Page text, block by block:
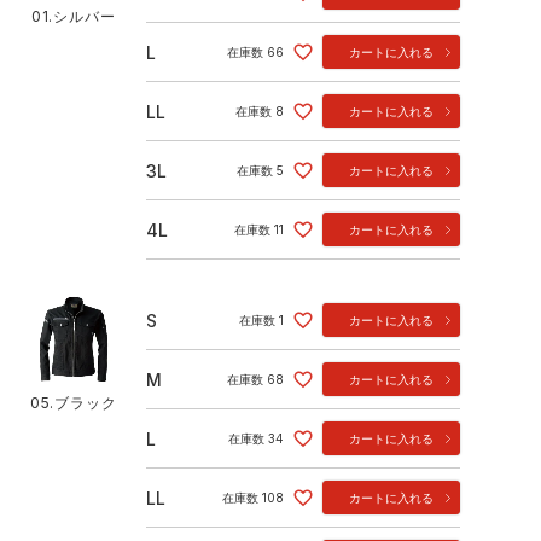
01.シルバー
L 在庫数 66 カートに入れる
LL 在庫数 8 カートに入れる
3L 在庫数 5 カートに入れる
4L 在庫数 11 カートに入れる
05.ブラック
S 在庫数 1 カートに入れる
M 在庫数 68 カートに入れる
L 在庫数 34 カートに入れる
LL 在庫数 108 カートに入れる